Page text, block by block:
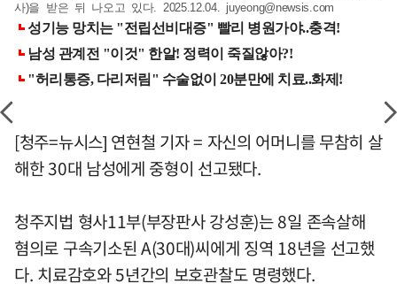
사)을 받은 뒤 나오고 있다. 2025.12.04. juyeong@newsis.com
[청주=뉴시스] 연현철 기자 = 자신의 어머니를 무참히 살
해한 30대 남성에게 중형이 선고됐다.
청주지법 형사11부(부장판사 강성훈)는 8일 존속살해
혐의로 구속기소된 A(30대)씨에게 징역 18년을 선고했
다. 치료감호와 5년간의 보호관찰도 명령했다.